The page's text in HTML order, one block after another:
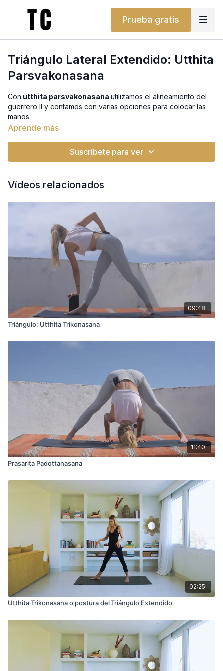
Prueba gratis
Triángulo Lateral Extendido: Utthita
Parsvakonasana
Con utthita parsvakonasana utilizamos el alineamiento del
guerrero II y contamos con varias opciones para colocar las
manos.
Puedes usar un libro, una almohada o un cinturón de casa. Te
ayudarán a conseguir el mismo soporte. Y si lo prefieres,
Aprende más
Suscríbete para ver
Vídeos relacionados
09:48
Triángulo: Utthita Trikonasana
11:40
Prasarita Padottanasana
02:25
Utthita Trikonasana o postura del Triángulo Extendido